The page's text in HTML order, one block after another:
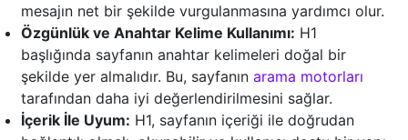
mesajın net bir şekilde vurgulanmasına yardımcı olur.
Özgünlük ve Anahtar Kelime Kullanımı: H1
başlığında sayfanın anahtar kelimeleri doğal bir
şekilde yer almalıdır. Bu, sayfanın arama motorları
tarafından daha iyi değerlendirilmesini sağlar.
İçerik İle Uyum: H1, sayfanın içeriği ile doğrudan